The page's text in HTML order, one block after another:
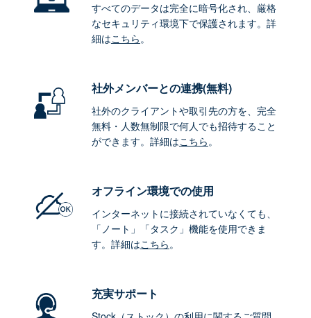
すべてのデータは完全に暗号化され、厳格
なセキュリティ環境下で保護されます。詳
細はこちら。
社外メンバーとの連携(無料)
社外のクライアントや取引先の方を、完全
無料・人数無制限で何人でも招待すること
ができます。詳細はこちら。
オフライン環境での使用
インターネットに接続されていなくても、
「ノート」「タスク」機能を使用できま
す。詳細はこちら。
充実サポート